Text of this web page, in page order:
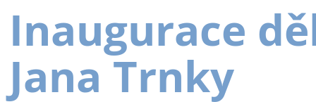
Inaugurace
Jana Trnky